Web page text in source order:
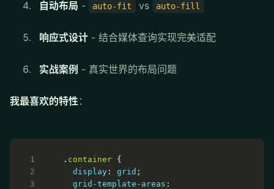
自动布局 - auto-fit vs auto-fill
响应式设计 - 结合媒体查询实现完美适配
实战案例 - 真实世界的布局问题
我最喜欢的特性：
. container
display : grid
grid-template-areas